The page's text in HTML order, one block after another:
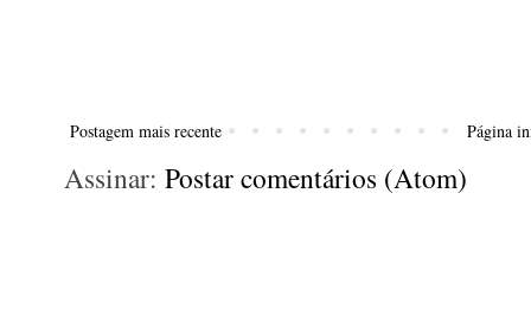
Postagem mais recente Página
Assinar: Postar comentários (Atom)